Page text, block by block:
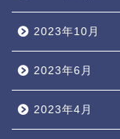
2023年10月
2023年6月
2023年4月